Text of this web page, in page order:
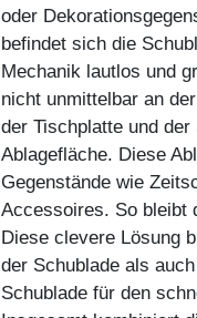
oder
befindet sich die
Mechanik lautlos und
nicht unmittelbar an
der Tischplatte und
Ablagefläche. Diese
Gegenstände wie
Accessoires. So bleibt
Diese clevere Lösung
der Schublade als
Schublade für den